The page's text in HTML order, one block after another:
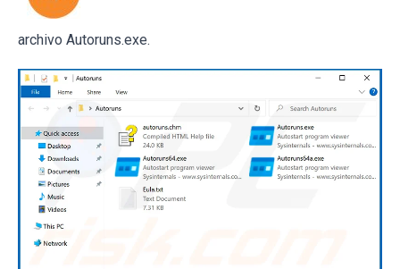
archivo Autoruns.exe.